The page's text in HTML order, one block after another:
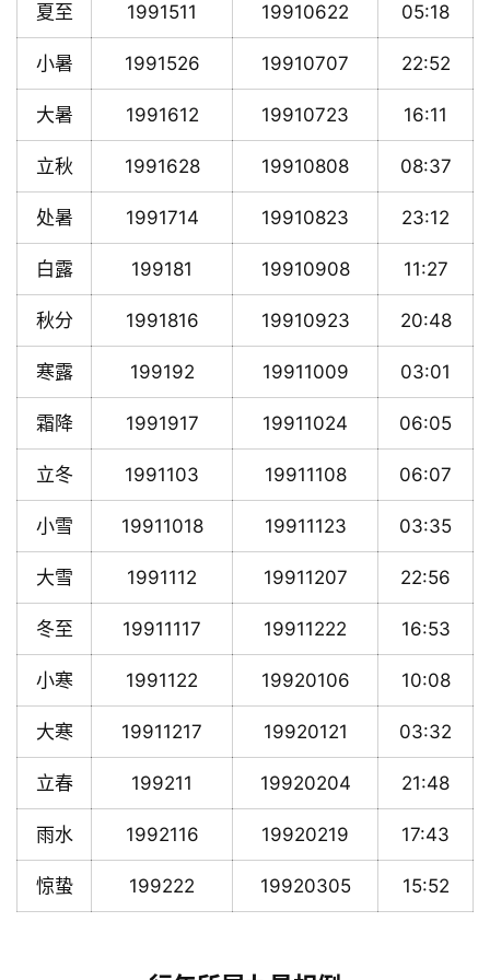
夏至 1991511 19910622 05:18
小暑 1991526 19910707 22:52
大暑 1991612 19910723 16:11
立秋 1991628 19910808 08:37
处暑 1991714 19910823 23:12
白露 199181 19910908 11:27
秋分 1991816 19910923 20:48
寒露 199192 19911009 03:01
霜降 1991917 19911024 06:05
立冬 1991103 19911108 06:07
小雪 19911018 19911123 03:35
大雪 1991112 19911207 22:56
冬至 19911117 19911222 16:53
小寒 1991122 19920106 10:08
大寒 19911217 19920121 03:32
立春 199211 19920204 21:48
雨水 1992116 19920219 17:43
惊蛰 199222 19920305 15:52